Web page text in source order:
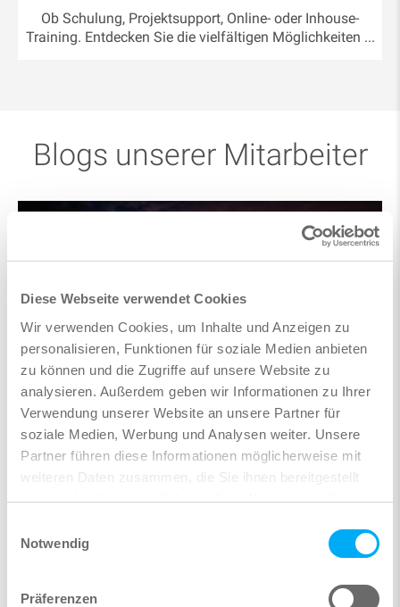
Diese Webseite verwendet Cookies
Wir verwenden Cookies, um Inhalte und Anzeigen zu
personalisieren, Funktionen für soziale Medien anbieten
zu können und die Zugriffe auf unsere Website zu
analysieren. Außerdem geben wir Informationen zu Ihrer
Verwendung unserer Website an unsere Partner für
soziale Medien, Werbung und Analysen weiter. Unsere
Partner führen diese Informationen möglicherweise mit
weiteren Daten zusammen, die Sie ihnen bereitgestellt
haben oder die sie im Rahmen Ihrer Nutzung der Dienste
Notwendig
Präferenzen
Ob Schulung, Projektsupport, Online- oder Inhouse-
Training. Entdecken Sie die vielfältigen Möglichkeiten ...
Blogs unserer Mitarbeiter
derSOFiSTiKEinsteiger.de
Frank Weber bietet Ihnen Hilfe bei den allerersten